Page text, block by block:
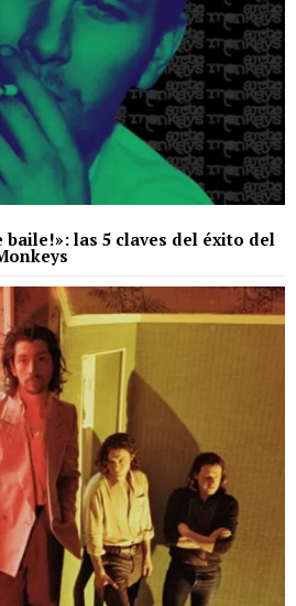
baile!»: las 5 claves del éxito del